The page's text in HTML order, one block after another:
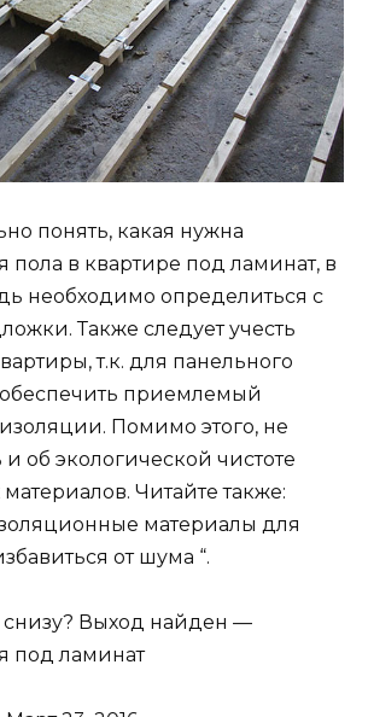
понять, какая нужна
в квартире под ламинат, в
необходимо определиться с
Также следует учесть
т.к. для панельного
приемлемый
Помимо этого, не
и об экологической чистоте
Читайте также:
материалы для
от шума “.
Выход найден —
под ламинат